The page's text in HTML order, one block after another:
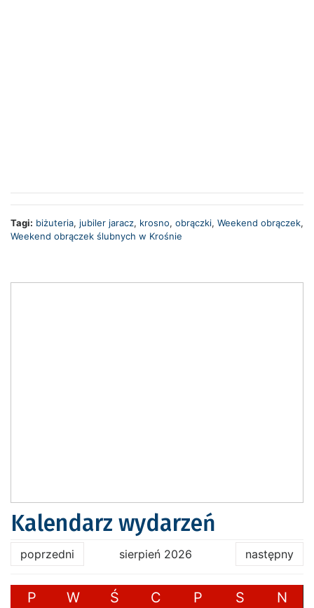
Tagi: biżuteria, jubiler jaracz, krosno, obrączki, Weekend obrączek,
Weekend obrączek ślubnych w Krośnie
Kalendarz wydarzeń
poprzedni sierpień 2026 następny
P W Ś C P S N